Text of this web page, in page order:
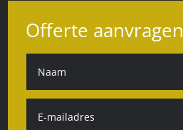
Offerte aanvragen